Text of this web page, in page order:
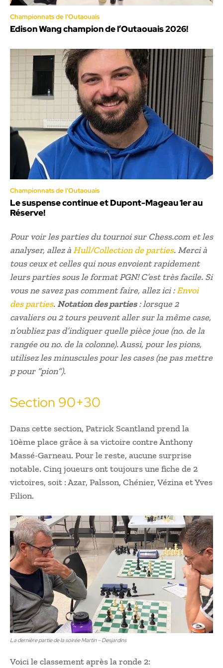
Championnats de l'Outaouais
Edison Wang champion de l’Outaouais 2026!
Championnats de l'Outaouais
Le suspense continue et Dupont-Mageau 1er au
Réserve!
Pour voir les parties du tournoi sur Chess.com et les
analyser, allez àHull/Collection de parties. Merci à
tous ceux et celles qui nous envoient rapidement
leurs parties sous le format PGN! C’est très facile. Si
vous ne savez pas comment faire, allez ici :Envoi
des parties.Notation des parties: lorsque 2
cavaliers ou 2 tours peuvent aller sur la même case,
n’oubliez pas d’indiquer quelle pièce joue (no. de la
rangée ou no. de la colonne). Aussi, pour les pions,
utilisez les minuscules pour les cases (ne pas mettre
p pour “pion”).
Section 90+30
Dans cette section, Patrick Scantland prend la
10ème place grâce à sa victoire contre Anthony
Massé-Garneau. Pour le reste, aucune surprise
notable. Cinq joueurs ont toujours une fiche de 2
victoires, soit : Azar, Palsson, Chénier, Vézina et Yves
Filion.
La dernière partie de la soirée Martin – Desjardins
Voici le classement après la ronde 2: